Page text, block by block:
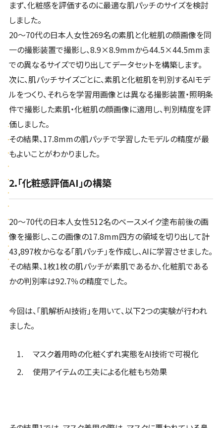
まず、化粧感を評価するのに最適な肌パッチのサイズを検討
しました。
20～70代の日本人女性269名の素肌と化粧肌の顔画像を同
一の撮影装置で撮影し、8.9×8.9mmから44.5×44.5mmま
での異なるサイズで切り出してデータセットを構築します。
次に、肌パッチサイズごとに、素肌と化粧肌を判別するAIモデ
ルをつくり、それらを学習用画像とは異なる撮影装置・照明条
件で撮影した素肌・化粧肌の顔画像に適用し、判別精度を評
価しました。
その結果、17.8mmの肌パッチで学習したモデルの精度が最
もよいことがわかりました。
2.「化粧感評価AI」の構築
20～70代の日本人女性512名のベースメイク塗布前後の画
像を撮影し、この画像の17.8mm四方の領域を切り出して計
43,897枚からなる「肌パッチ」を作成し、AIに学習させました。
その結果、1枚1枚の肌パッチが素肌であるか、化粧肌である
かの判別率は92.7％の精度でした。
今回は、「肌解析AI技術」を用いて、以下2つの実験が行われ
ました。
マスク着用時の化粧くずれ実態をAI技術で可視化
使用アイテムの工夫による化粧もち効果